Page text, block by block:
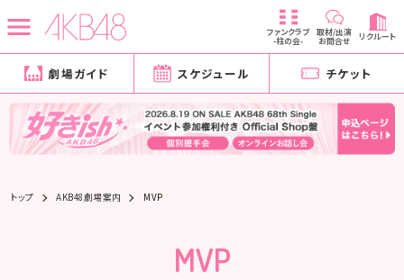
ファンクラブ
-柱の会-
取材/出演
お問合せ リクルート
劇場ガイド スケジュール チケット
トップ AKB48劇場案内 MVP
MVP